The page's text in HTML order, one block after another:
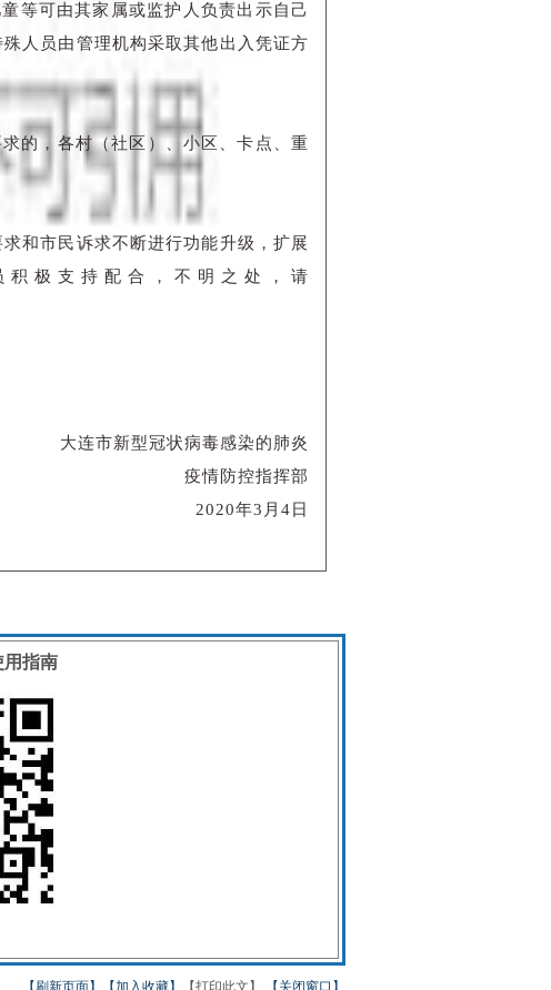
等可由其家属或监护人负责出示自己
人员由管理机构采取其他出入凭证方
的，各村（社区）、小区、卡点、重
和市民诉求不断进行功能升级，扩展
极支持配合，不明之处，请
大连市新型冠状病毒感染的肺炎
疫情防控指挥部
2020年3月4日
用指南
【刷新页面】 【加入收藏】 【打印此文】 【关闭窗口】